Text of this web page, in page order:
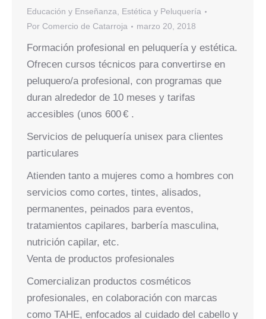
Educación y Enseñanza, Estética y Peluquería
Por Comercio de Catarroja marzo 20, 2018
Formación profesional en peluquería y estética.
Ofrecen cursos técnicos para convertirse en
peluquero/a profesional, con programas que
duran alrededor de 10 meses y tarifas
accesibles (unos 600 € .
Servicios de peluquería unisex para clientes
particulares
Atienden tanto a mujeres como a hombres con
servicios como cortes, tintes, alisados,
permanentes, peinados para eventos,
tratamientos capilares, barbería masculina,
nutrición capilar, etc.
Venta de productos profesionales
Comercializan productos cosméticos
profesionales, en colaboración con marcas
como TAHE, enfocados al cuidado del cabello y